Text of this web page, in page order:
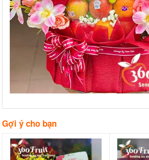
Gợi ý cho bạn